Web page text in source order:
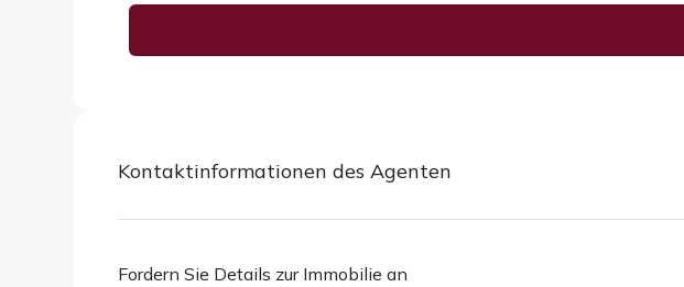
Kontaktinformationen des Agenten
Fordern Sie Details zur Immobilie an